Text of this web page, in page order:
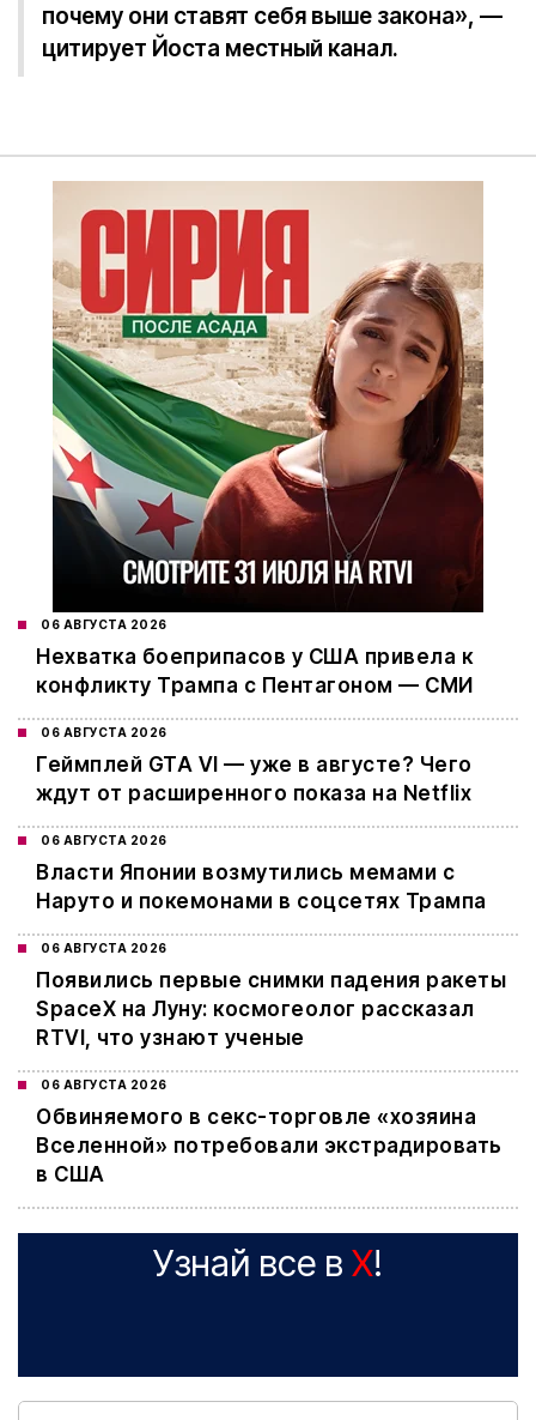
почему они ставят себя выше закона», —
цитирует Йоста местный канал.
06 АВГУСТА 2026
Нехватка боеприпасов у США привела к
конфликту Трампа с Пентагоном — СМИ
06 АВГУСТА 2026
Геймплей GTA VI — уже в августе? Чего
ждут от расширенного показа на Netflix
06 АВГУСТА 2026
Власти Японии возмутились мемами с
Наруто и покемонами в соцсетях Трампа
06 АВГУСТА 2026
Появились первые снимки падения ракеты
SpaceX на Луну: космогеолог рассказал
RTVI, что узнают ученые
06 АВГУСТА 2026
Обвиняемого в секс-торговле «хозяина
Вселенной» потребовали экстрадировать
в США
Узнай все в X!